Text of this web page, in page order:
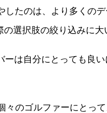
たのは、より多くの
選択肢の絞り込みに大
は自分にとっても良
のゴルファーにとっ